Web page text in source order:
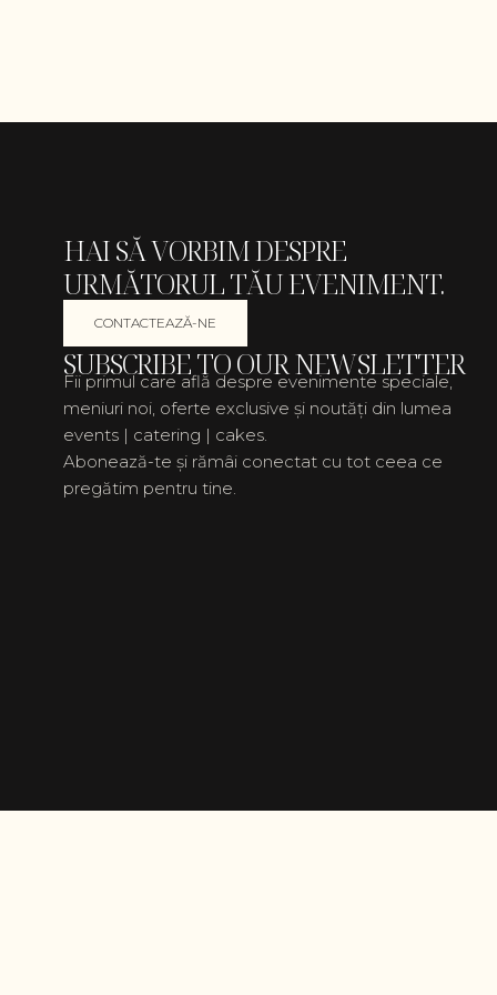
HAI SĂ VORBIM DESPRE
URMĂTORUL TĂU EVENIMENT.
CONTACTEAZĂ-NE
SUBSCRIBE TO OUR NEWSLETTER
Fii primul care află despre evenimente speciale,
meniuri noi, oferte exclusive și noutăți din lumea
events | catering | cakes.
Abonează-te și rămâi conectat cu tot ceea ce
pregătim pentru tine.